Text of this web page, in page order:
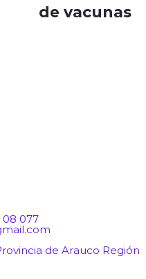
de vacunas
077
de Arauco Región